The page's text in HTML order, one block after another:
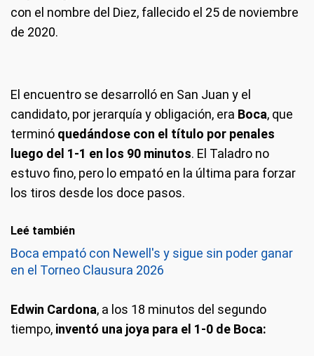
con el nombre del Diez, fallecido el 25 de noviembre
de 2020.
El encuentro se desarrolló en San Juan y el
candidato, por jerarquía y obligación, era Boca, que
terminó quedándose con el título por penales
luego del 1-1 en los 90 minutos. El Taladro no
estuvo fino, pero lo empató en la última para forzar
los tiros desde los doce pasos.
Leé también
Boca empató con Newell's y sigue sin poder ganar
en el Torneo Clausura 2026
Edwin Cardona, a los 18 minutos del segundo
tiempo, inventó una joya para el 1-0 de Boca: